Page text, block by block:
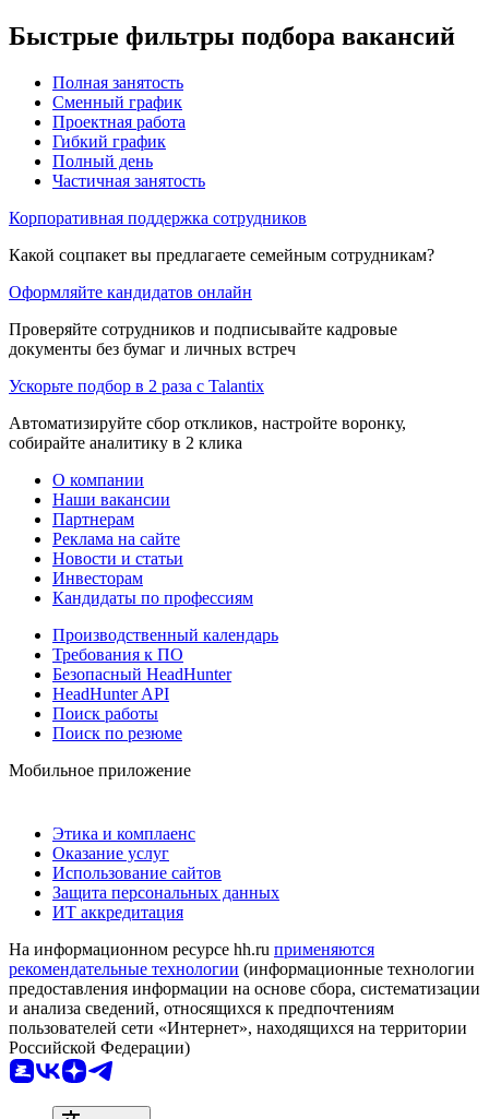
Быстрые фильтры подбора вакансий
Полная занятость
Сменный график
Проектная работа
Гибкий график
Полный день
Частичная занятость
Корпоративная поддержка сотрудников
Какой соцпакет вы предлагаете семейным сотрудникам?
Оформляйте кандидатов онлайн
Проверяйте сотрудников и подписывайте кадровые
документы без бумаг и личных встреч
Ускорьте подбор в 2 раза с Talantix
Автоматизируйте сбор откликов, настройте воронку,
собирайте аналитику в 2 клика
О компании
Наши вакансии
Партнерам
Реклама на сайте
Новости и статьи
Инвесторам
Кандидаты по профессиям
Производственный календарь
Требования к ПО
Безопасный HeadHunter
HeadHunter API
Поиск работы
Поиск по резюме
Мобильное приложение
Этика и комплаенс
Оказание услуг
Использование сайтов
Защита персональных данных
ИТ аккредитация
На информационном ресурсе hh.ru применяются
рекомендательные технологии (информационные технологии
предоставления информации на основе сбора, систематизации
и анализа сведений, относящихся к предпочтениям
пользователей сети «Интернет», находящихся на территории
Российской Федерации)